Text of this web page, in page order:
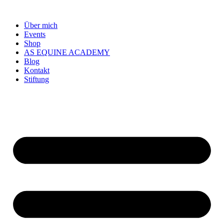
springenÜber mich
Events
Shop
AS EQUINE ACADEMY
Blog
Kontakt
Stiftung